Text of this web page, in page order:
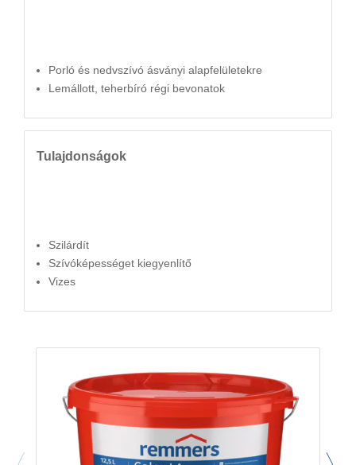
Porló és nedvszívó ásványi alapfelületekre
Lemállott, teherbíró régi bevonatok
Tulajdonságok
Szilárdít
Szívóképességet kiegyenlítő
Vizes